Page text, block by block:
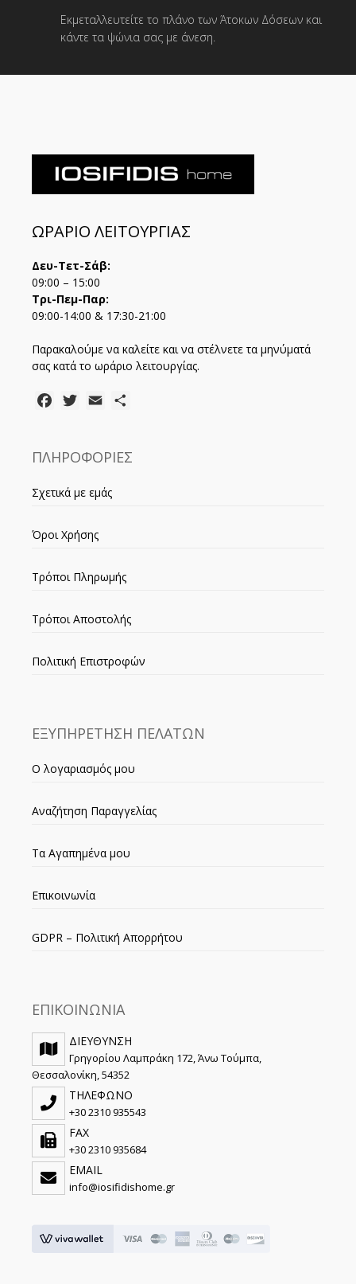
Εκμεταλλευτείτε το πλάνο των Άτοκων Δόσεων και
κάντε τα ψώνια σας με άνεση.
ΩΡΑΡΙΟ ΛΕΙΤΟΥΡΓΙΑΣ
Δευ-Τετ-Σάβ:
09:00 – 15:00
Τρι-Πεμ-Παρ:
09:00-14:00 & 17:30-21:00
Παρακαλούμε να καλείτε και να στέλνετε τα μηνύματά
σας κατά το ωράριο λειτουργίας.
FacebookTwitter
Email
ΠΛΗΡΟΦΟΡΙΕΣ
Σχετικά με εμάς
Όροι Χρήσης
Τρόποι Πληρωμής
Τρόποι Αποστολής
Πολιτική Επιστροφών
ΕΞΥΠΗΡΕΤΗΣΗ ΠΕΛΑΤΩΝ
Ο λογαριασμός μου
Αναζήτηση Παραγγελίας
Τα Αγαπημένα μου
Επικοινωνία
GDPR – Πολιτική Απορρήτου
ΕΠΙΚΟΙΝΩΝΙΑ
ΔΙΕΥΘΥΝΣΗ
Γρηγορίου Λαμπράκη 172, Άνω Τούμπα,
Θεσσαλονίκη, 54352
ΤΗΛΕΦΩΝΟ
+30 2310 935543
FAX
+30 2310 935684
EMAIL
info@iosifidishome.gr